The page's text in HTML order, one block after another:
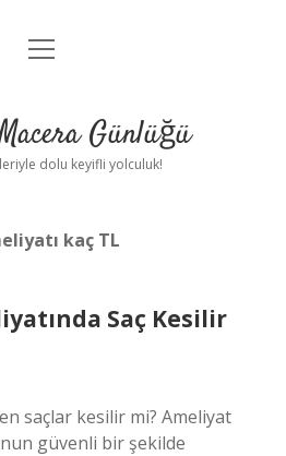
Anasayfa
Uyarı
menüyü
Günlüğü
dolu keyifli yolculuk!
kaç TL
Saç Kesilir
saçlar kesilir mi? Ameliyat
güvenli bir şekilde